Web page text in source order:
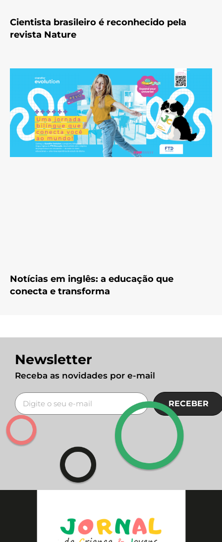
Cientista brasileiro é reconhecido pela
revista Nature
Notícias em inglês: a educação que
conecta e transforma
Newsletter
Receba as novidades por e-mail
RECEBER